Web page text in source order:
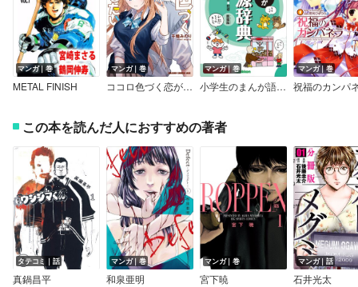
マンガ｜巻
METAL FINISH
マンガ｜巻
ココロ色づく恋がしたい
マンガ｜巻
小学生のまんが語源辞典 新装版
マンガ｜巻
祝福のカンパ
この本を読んだ人におすすめの著者
タテコミ｜話
真鍋昌平
マンガ｜巻
和泉亜明
マンガ｜巻
宮下暁
マンガ｜話
石井光太